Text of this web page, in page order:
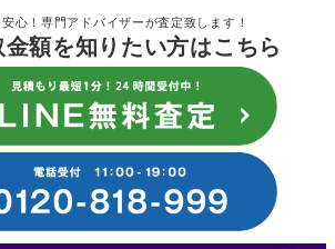
心！専門アドバイザーが査定致します！
額を知りたい方はこちら